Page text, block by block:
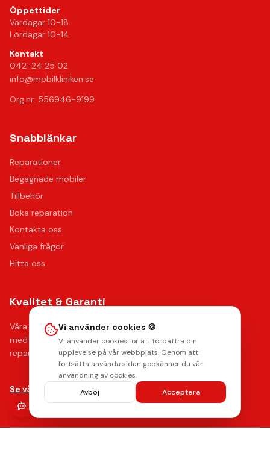
Öppettider
Vardagar 10-18
Lördagar 10-14
Kontakt
042-24 25 02
info@mobilkliniken.se
Org.nr: 556946-9199
Snabblänkar
Reparationer
Begagnade mobiler
Tillbehör
Boka reparation
Kontakta oss
Vanliga frågor
Hitta oss
Kvalitet & Garanti
Våra certifierade tekniker använder de bästa reservdelarna
med upp till 12 månaders funktionsgaranti på samtliga
reparationer.
Se våra reparationer → Lämna ett omdöme
Vi använder cookies 🍪
Vi använder cookies för att förbättra din
upplevelse på vår webbplats. Genom att
fortsätta använda sidan godkänner du vår
användning av cookies.
Avböj
Acceptera